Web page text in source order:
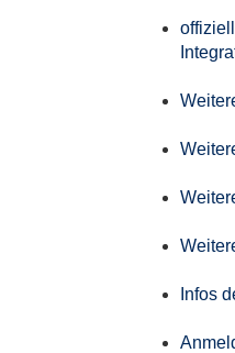
Infos